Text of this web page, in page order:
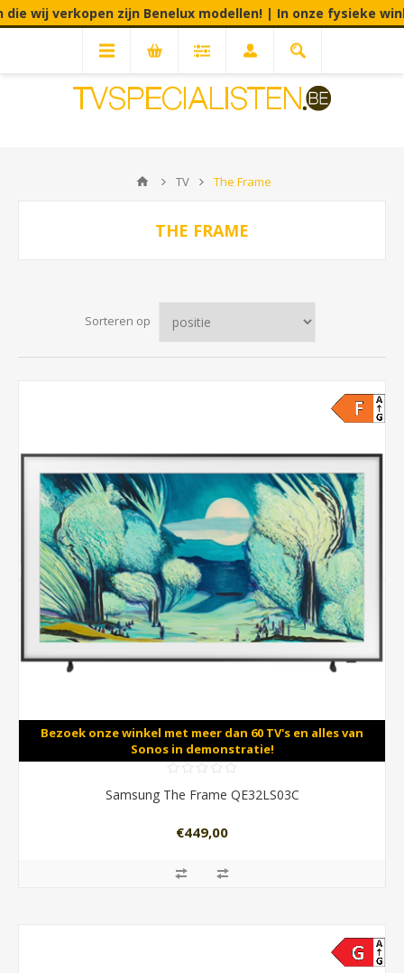
verkopen zijn Benelux modellen! | In onze fysieke winkel
TV The Frame
THE FRAME
Sorteren op
Bezoek onze winkel met meer dan 60 TV's en alles van
Sonos in demonstratie!
Samsung The Frame QE32LS03C
€449,00